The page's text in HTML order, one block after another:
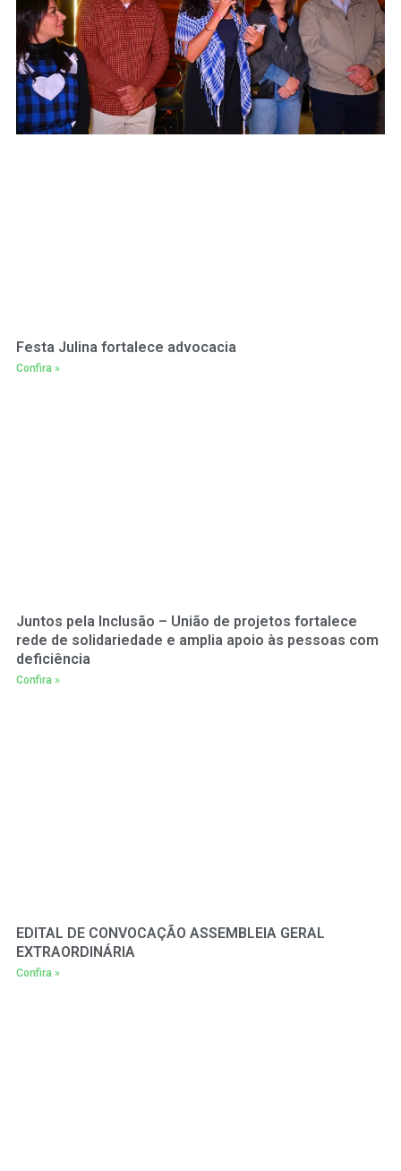
Festa Julina fortalece advocacia
Confira »
Juntos pela Inclusão – União de projetos fortalece
rede de solidariedade e amplia apoio às pessoas com
deficiência
Confira »
EDITAL DE CONVOCAÇÃO ASSEMBLEIA GERAL
EXTRAORDINÁRIA
Confira »